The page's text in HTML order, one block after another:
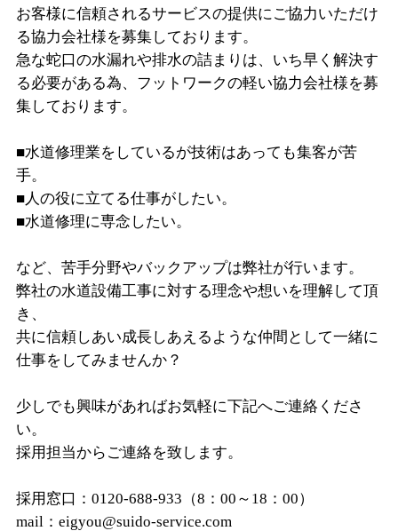
お客様に信頼されるサービスの提供にご協力いただけ
る協力会社様を募集しております。
急な蛇口の水漏れや排水の詰まりは、いち早く解決す
る必要がある為、フットワークの軽い協力会社様を募
集しております。
■水道修理業をしているが技術はあっても集客が苦
手。
■人の役に立てる仕事がしたい。
■水道修理に専念したい。
など、苦手分野やバックアップは弊社が行います。
弊社の水道設備工事に対する理念や想いを理解して頂
き、
共に信頼しあい成長しあえるような仲間として一緒に
仕事をしてみませんか？
少しでも興味があればお気軽に下記へご連絡くださ
い。
採用担当からご連絡を致します。
採用窓口：0120-688-933（8：00～18：00）
mail：eigyou@suido-service.com